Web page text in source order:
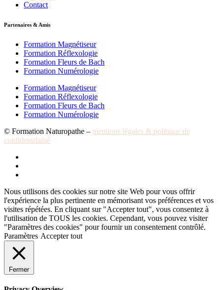
Contact
Partenaires & Amis
Formation Magnétiseur
Formation Réflexologie
Formation Fleurs de Bach
Formation Numérologie
Formation Magnétiseur
Formation Réflexologie
Formation Fleurs de Bach
Formation Numérologie
© Formation Naturopathe – mentions légales & politique de
confidentifalité
Nous utilisons des cookies sur notre site Web pour vous offrir
l'expérience la plus pertinente en mémorisant vos préférences et vos
visites répétées. En cliquant sur "Accepter tout", vous consentez à
l'utilisation de TOUS les cookies. Cependant, vous pouvez visiter
"Paramètres des cookies" pour fournir un consentement contrôlé.
Paramètres Accepter tout
Fermer